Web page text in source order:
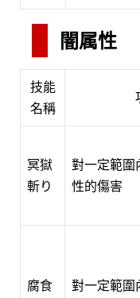
闇属性
技能
名稱
冥獄
斬り
對一定範圍
性的傷害
腐食
對一定範圍